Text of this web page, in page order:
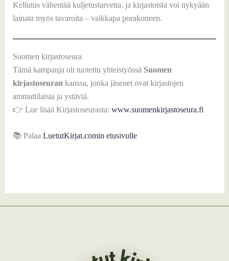
Kellutus vähentää kuljetustarvetta, ja kirjastoista voi nykyään
lainata myös tavaroita – vaikkapa porakoneen.
Suomen kirjastoseura
Tämä kampanja oli tuotettu yhteistyössä Suomen
kirjastoseuran kanssa, jonka jäsenet ovat kirjastojen
ammattilaisia ja ystäviä.
👉 Lue lisää Kirjastoseurasta: www.suomenkirjastoseura.fi
📚 Palaa LuetutKirjat.comin etusivulle